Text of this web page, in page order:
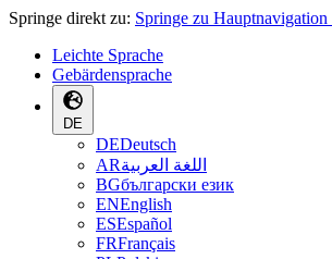
Springe direkt zu: Springe zu Hauptnavigation
Leichte Sprache
Gebärdensprache
DE
DEDeutsch
ARاللغة العربية
BGбългарски език
ENEnglish
ESEspañol
FRFrançais